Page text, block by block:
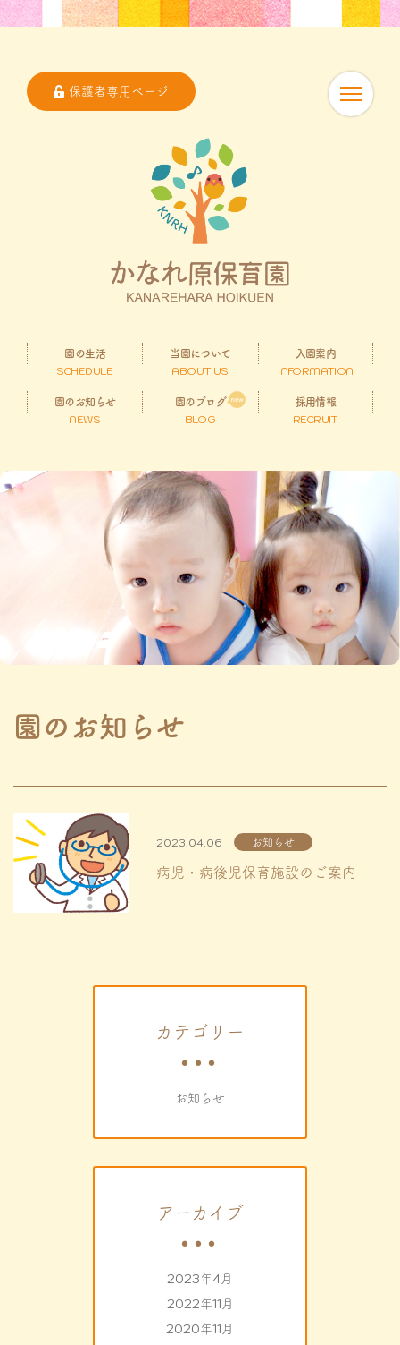
保護者専用ページ
園の生活
SCHEDULE
当園について
ABOUT US
入園案内
INFORMATION
園のお知らせ
NEWS
園のブログ
BLOG
採用情報
RECRUIT
園のお知らせ
2023.04.06 お知らせ
病児・病後児保育施設のご案内
カテゴリー
お知らせ
アーカイブ
2023年4月
2022年11月
2020年11月